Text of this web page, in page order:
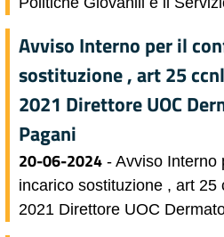
Avviso Interno per il
sostituzione , art 25
2021 Direttore UOC
Pagani
20-06-2024 - Avviso Interno
incarico sostituzione , art 25
2021 Direttore UOC